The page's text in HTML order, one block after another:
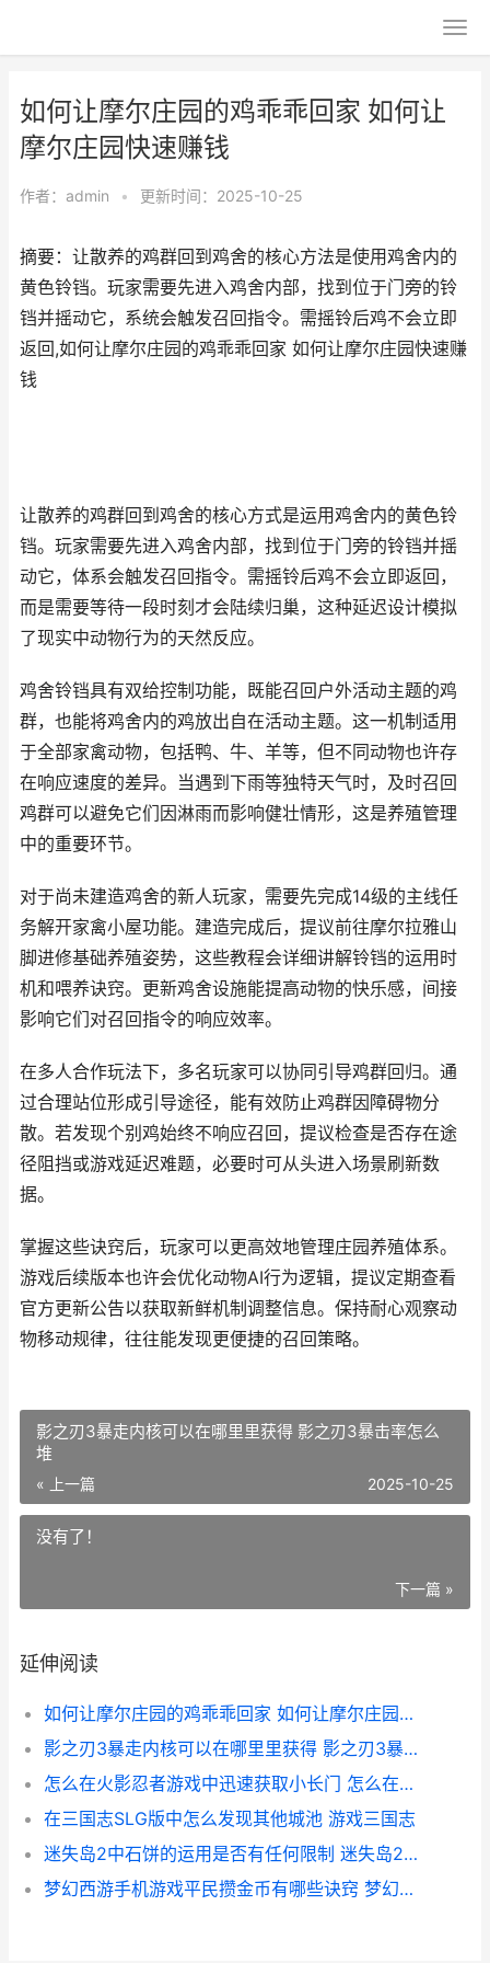
如何让摩尔庄园的鸡乖乖回家 如何让
摩尔庄园快速赚钱
作者： admin • 更新时间：2025-10-25
摘要：让散养的鸡群回到鸡舍的核心方法是使用鸡舍内的
黄色铃铛。玩家需要先进入鸡舍内部，找到位于门旁的铃
铛并摇动它，系统会触发召回指令。需摇铃后鸡不会立即
返回,如何让摩尔庄园的鸡乖乖回家 如何让摩尔庄园快速赚
钱
让散养的鸡群回到鸡舍的核心方式是运用鸡舍内的黄色铃
铛。玩家需要先进入鸡舍内部，找到位于门旁的铃铛并摇
动它，体系会触发召回指令。需摇铃后鸡不会立即返回，
而是需要等待一段时刻才会陆续归巢，这种延迟设计模拟
了现实中动物行为的天然反应。
鸡舍铃铛具有双给控制功能，既能召回户外活动主题的鸡
群，也能将鸡舍内的鸡放出自在活动主题。这一机制适用
于全部家禽动物，包括鸭、牛、羊等，但不同动物也许存
在响应速度的差异。当遇到下雨等独特天气时，及时召回
鸡群可以避免它们因淋雨而影响健壮情形，这是养殖管理
中的重要环节。
对于尚未建造鸡舍的新人玩家，需要先完成14级的主线任
务解开家禽小屋功能。建造完成后，提议前往摩尔拉雅山
脚进修基础养殖姿势，这些教程会详细讲解铃铛的运用时
机和喂养诀窍。更新鸡舍设施能提高动物的快乐感，间接
影响它们对召回指令的响应效率。
在多人合作玩法下，多名玩家可以协同引导鸡群回归。通
过合理站位形成引导途径，能有效防止鸡群因障碍物分
散。若发现个别鸡始终不响应召回，提议检查是否存在途
径阻挡或游戏延迟难题，必要时可从头进入场景刷新数
据。
掌握这些诀窍后，玩家可以更高效地管理庄园养殖体系。
游戏后续版本也许会优化动物AI行为逻辑，提议定期查看
官方更新公告以获取新鲜机制调整信息。保持耐心观察动
物移动规律，往往能发现更便捷的召回策略。
影之刃3暴走内核可以在哪里里获得 影之刃3暴击率怎么
堆
« 上一篇 2025-10-25
没有了！
下一篇 »
延伸阅读
如何让摩尔庄园的鸡乖乖回家 如何让摩尔庄园快速赚钱
影之刃3暴走内核可以在哪里里获得 影之刃3暴击率怎么堆
怎么在火影忍者游戏中迅速获取小长门 怎么在火影忍者里面获得活跃度
在三国志SLG版中怎么发现其他城池 游戏三国志
迷失岛2中石饼的运用是否有任何限制 迷失岛2石饼怎么用
梦幻西游手机游戏平民攒金币有哪些诀窍 梦幻西游手机游染色好看吗